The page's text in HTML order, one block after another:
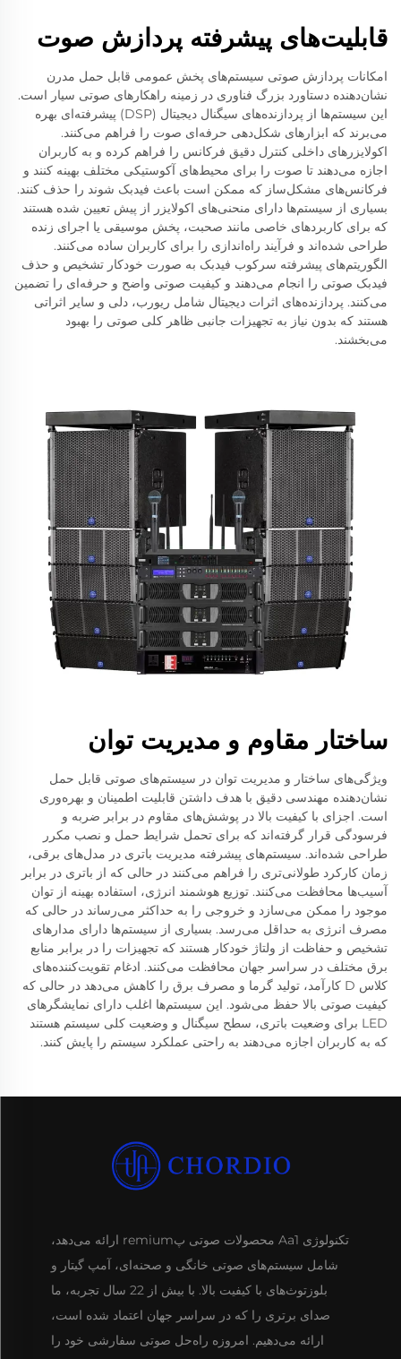
قابلیت‌های پیشرفته پردازش صوت
امکانات پردازش صوتی سیستم‌های پخش عمومی قابل حمل مدرن
نشان‌دهنده دستاورد بزرگ فناوری در زمینه راهکارهای صوتی سیار است.
این سیستم‌ها از پردازنده‌های سیگنال دیجیتال (DSP) پیشرفته‌ای بهره
می‌برند که ابزارهای شکل‌دهی حرفه‌ای صوت را فراهم می‌کنند.
اکولایزرهای داخلی کنترل دقیق فرکانس را فراهم کرده و به کاربران
اجازه می‌دهند تا صوت را برای محیط‌های آکوستیکی مختلف بهینه کنند و
فرکانس‌های مشکل‌ساز که ممکن است باعث فیدبک شوند را حذف کنند.
بسیاری از سیستم‌ها دارای منحنی‌های اکولایزر از پیش تعیین شده هستند
که برای کاربردهای خاصی مانند صحبت، پخش موسیقی یا اجرای زنده
طراحی شده‌اند و فرآیند راه‌اندازی را برای کاربران ساده می‌کنند.
الگوریتم‌های پیشرفته سرکوب فیدبک به صورت خودکار تشخیص و حذف
فیدبک صوتی را انجام می‌دهند و کیفیت صوتی واضح و حرفه‌ای را تضمین
می‌کنند. پردازنده‌های اثرات دیجیتال شامل ریورب، دلی و سایر اثراتی
هستند که بدون نیاز به تجهیزات جانبی ظاهر کلی صوتی را بهبود
می‌بخشند.
ساختار مقاوم و مدیریت توان
ویژگی‌های ساختار و مدیریت توان در سیستم‌های صوتی قابل حمل
نشان‌دهنده مهندسی دقیق با هدف داشتن قابلیت اطمینان و بهره‌وری
است. اجزای با کیفیت بالا در پوشش‌های مقاوم در برابر ضربه و
فرسودگی قرار گرفته‌اند که برای تحمل شرایط حمل و نصب مکرر
طراحی شده‌اند. سیستم‌های پیشرفته مدیریت باتری در مدل‌های برقی،
زمان کارکرد طولانی‌تری را فراهم می‌کنند در حالی که از باتری در برابر
آسیب‌ها محافظت می‌کنند. توزیع هوشمند انرژی، استفاده بهینه از توان
موجود را ممکن می‌سازد و خروجی را به حداکثر می‌رساند در حالی که
مصرف انرژی به حداقل می‌رسد. بسیاری از سیستم‌ها دارای مدارهای
تشخیص و حفاظت از ولتاژ خودکار هستند که تجهیزات را در برابر منابع
برق مختلف در سراسر جهان محافظت می‌کنند. ادغام تقویت‌کننده‌های
کلاس D کارآمد، تولید گرما و مصرف برق را کاهش می‌دهد در حالی که
کیفیت صوتی بالا حفظ می‌شود. این سیستم‌ها اغلب دارای نمایشگرهای
LED برای وضعیت باتری، سطح سیگنال و وضعیت کلی سیستم هستند
که به کاربران اجازه می‌دهند به راحتی عملکرد سیستم را پایش کنند.
تکنولوژی Aa1 محصولات صوتی پremium ارائه می‌دهد،
شامل سیستم‌های صوتی خانگی و صحنه‌ای، آمپ گیتار و
بلوزتوث‌های با کیفیت بالا. با بیش از 22 سال تجربه، ما
صدای برتری را که در سراسر جهان اعتماد شده است،
ارائه می‌دهیم. امروزه راه‌حل صوتی سفارشی خود را